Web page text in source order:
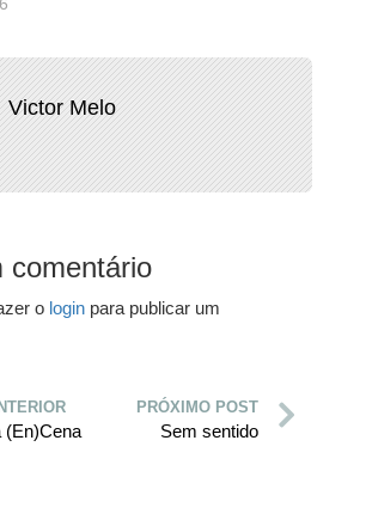
Victor Melo
comentário
o login para publicar um
(En)Cena
PRÓXIMO POST
Sem sentido